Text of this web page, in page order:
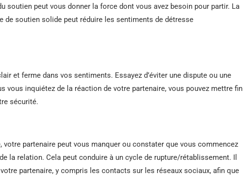
soutien peut vous donner la force dont vous avez besoin pour partir. La
de soutien solide peut réduire les sentiments de détresse
et ferme dans vos sentiments. Essayez d’éviter une dispute ou une
vous inquiétez de la réaction de votre partenaire, vous pouvez mettre fin
sécurité.
partenaire peut vous manquer ou constater que vous commencez
la relation. Cela peut conduire à un cycle de rupture/rétablissement. Il
partenaire, y compris les contacts sur les réseaux sociaux, afin que